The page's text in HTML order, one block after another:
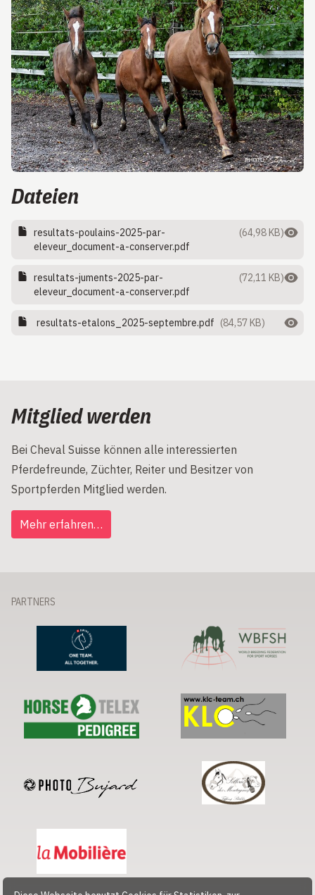
Dateien
resultats-poulains-2025-par-
eleveur_document-a-conserver.pdf
(64,98 KB)
resultats-juments-2025-par-
eleveur_document-a-conserver.pdf
(72,11 KB)
resultats-etalons_2025-septembre.pdf (84,57 KB)
Mitglied werden
Bei Cheval Suisse können alle interessierten
Pferdefreunde, Züchter, Reiter und Besitzer von
Sportpferden Mitglied werden.
Mehr erfahren…
PARTNERS